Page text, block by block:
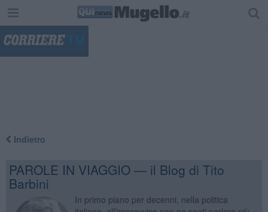
Indietro
PAROLE IN VIAGGIO — il Blog di Tito
Barbini
In primo piano per decenni, nella politica